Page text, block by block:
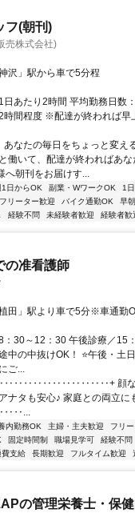
フ(朝刊)
売株式会社)
沢」駅から車で5分程
あたり2時間 平均勤務日数
間程度 ※配達が終われば早
なたの毎日をちょっと変え
働いて、配達が終わればあ
へ朝刊をお届けす...
1日からOK 副業・WワークOK 1
フリーター歓迎 バイク通勤OK 早朝
経験不問 未経験者歓迎 経験者歓
の准看護師
田」駅より車で5分※車通勤
：30～12：30 午後診療／
中の中抜けOK！ ⭐午後・土
ご...
顔なじ
ナタも安心♪ 家庭との両立に
内勤務OK 主婦・主夫歓迎 フリ
固定時間制 職場見学可 経験不問
費支給 長期歓迎 フルタイム歓迎
の管理栄養士・保